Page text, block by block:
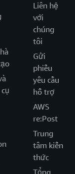
Liên hệ
với
chúng
tôi
Gửi
phiếu
yêu cầu
hỗ trợ
AWS
re:Post
Trung
tâm kiến
thức